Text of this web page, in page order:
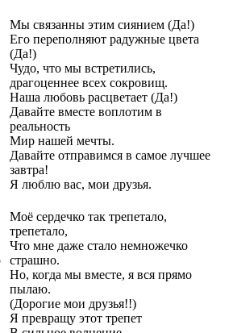
Мы связанны этим сиянием (Да!)
Его переполняют радужные цвета
(Да!)
Чудо, что мы встретились,
драгоценнее всех сокровищ.
Наша любовь расцветает (Да!)
Давайте вместе воплотим в
реальность
Мир нашей мечты.
Давайте отправимся в самое лучшее
завтра!
Я люблю вас, мои друзья.
Моё сердечко так трепетало,
трепетало,
Что мне даже стало немножечко
страшно.
Но, когда мы вместе, я вся прямо
пылаю.
(Дорогие мои друзья!!)
Я превращу этот трепет